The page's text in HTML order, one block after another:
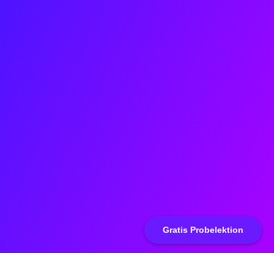
Gratis Probelektion